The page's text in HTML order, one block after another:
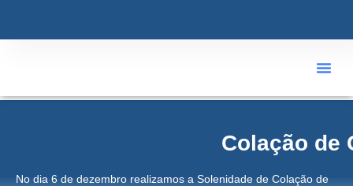
Colação de
No dia 6 de dezembro realizamos a Solenidade de Colação de